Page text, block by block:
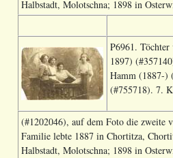
Halbstadt, Molotschna; 1898 in
P6961.
1897)
Hamm (1887-)
(#755718). 7.
(#1202046), auf dem Foto die zweite
Familie lebte 1887 in Chortitza,
Halbstadt, Molotschna; 1898 in